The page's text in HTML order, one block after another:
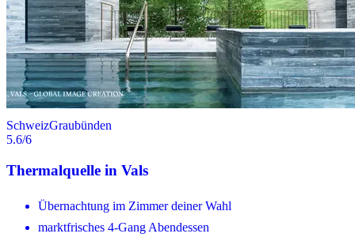
SchweizGraubünden
5.6/6
Thermalquelle in Vals
Übernachtung im Zimmer deiner Wahl
marktfrisches 4-Gang Abendessen